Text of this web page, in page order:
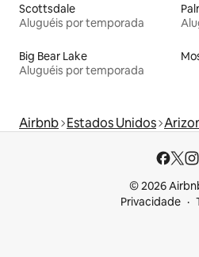
Scottsdale
Aluguéis por temporada
Big Bear Lake
Aluguéis por temporada
Airbnb Estados Unidos
© 2026
Privacidade